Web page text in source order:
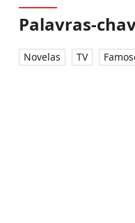
Palavras-
Novelas TV